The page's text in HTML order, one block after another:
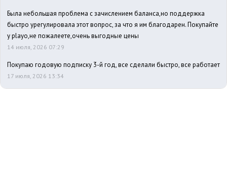
Была небольшая проблема с зачислением баланса,но поддержка
быстро урегулировала этот вопрос, за что я им благодарен. Покупайте
у playo,не пожалеете,очень выгодные цены
14 июля, 2026 07:29
Покупаю годовую подписку 3-й год, все сделали быстро, все работает
17 июля, 2026 13:34